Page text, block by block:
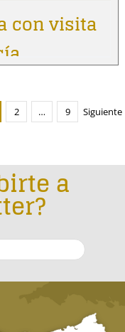
con visita
2 … 9 Siguiente
a